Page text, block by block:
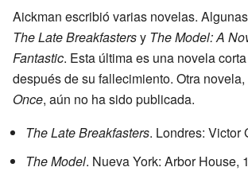
Aickman escribió varias novelas.
The Late Breakfastersy The Model: A
Fantastic. Esta última es una novela
después de su fallecimiento. Otra novela,
Once, aún no ha sido publicada.
The Late Breakfasters. Londres: Victor
The Model. Nueva York: Arbor House,